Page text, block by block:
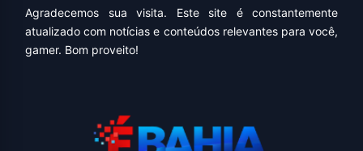
Agradecemos sua visita. Este site é constantemente
atualizado com notícias e conteúdos relevantes para você,
gamer. Bom proveito!